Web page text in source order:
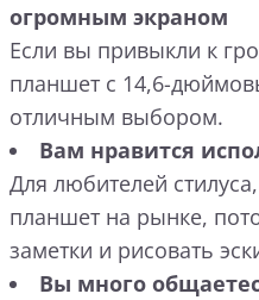
огромным экраном
Если вы привыкли к
планшет с 14,6-
отличным выбором.
Вам нравится
Для любителей
планшет на рынке,
заметки и рисовать
Вы много